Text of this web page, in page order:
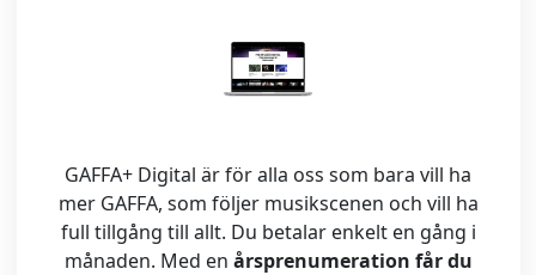
GAFFA+ Digital är för alla oss som bara vill ha
mer GAFFA, som följer musikscenen och vill ha
full tillgång till allt. Du betalar enkelt en gång i
månaden. Med en årsprenumeration får du